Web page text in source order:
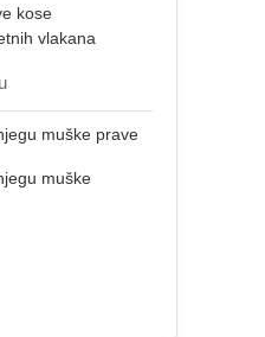
kose
vlakana
muške prave
muške